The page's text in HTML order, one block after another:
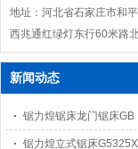
地址：河北省石家庄市和
西兆通红绿灯东行60米路
新闻动态
锯力煌锯床龙门锯床GB
锯力煌立式锯床G5325X